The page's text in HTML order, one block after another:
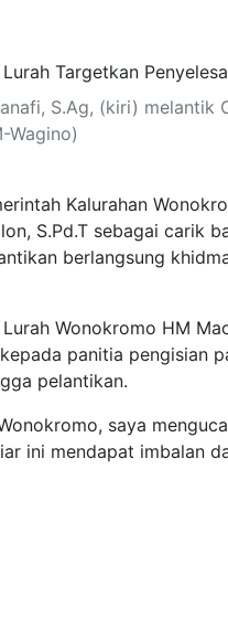
S.Ag, (kiri) melantik
Wagino)
Kalurahan
S.Pd.T sebagai carik
berlangsung
Wonokromo HM
panitia pengisian
pelantikan.
saya
ini mendapat imbalan